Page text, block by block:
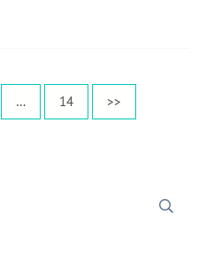
… Page
14 >>